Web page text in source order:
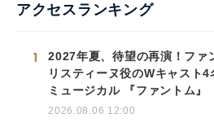
アクセスランキング
1
2027年夏、待望の再演！ファ
リスティーヌ役のWキャスト4
ミュージカル 『ファントム』
2026.08.06 12:00